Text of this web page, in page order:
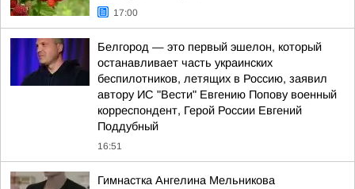
17:00
Белгород — это первый эшелон, который
останавливает часть украинских
беспилотников, летящих в Россию, заявил
автору ИС "Вести" Евгению Попову военный
корреспондент, Герой России Евгений
Поддубный
16:51
Гимнастка Ангелина Мельникова